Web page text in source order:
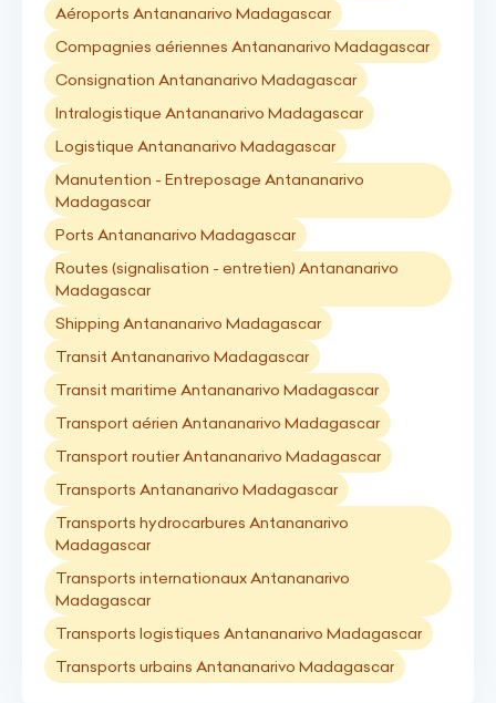
Aéroports Antananarivo Madagascar
Compagnies aériennes Antananarivo Madagascar
Consignation Antananarivo Madagascar
Intralogistique Antananarivo Madagascar
Logistique Antananarivo Madagascar
Manutention - Entreposage Antananarivo
Madagascar
Ports Antananarivo Madagascar
Routes (signalisation - entretien) Antananarivo
Madagascar
Shipping Antananarivo Madagascar
Transit Antananarivo Madagascar
Transit maritime Antananarivo Madagascar
Transport aérien Antananarivo Madagascar
Transport routier Antananarivo Madagascar
Transports Antananarivo Madagascar
Transports hydrocarbures Antananarivo
Madagascar
Transports internationaux Antananarivo
Madagascar
Transports logistiques Antananarivo Madagascar
Transports urbains Antananarivo Madagascar